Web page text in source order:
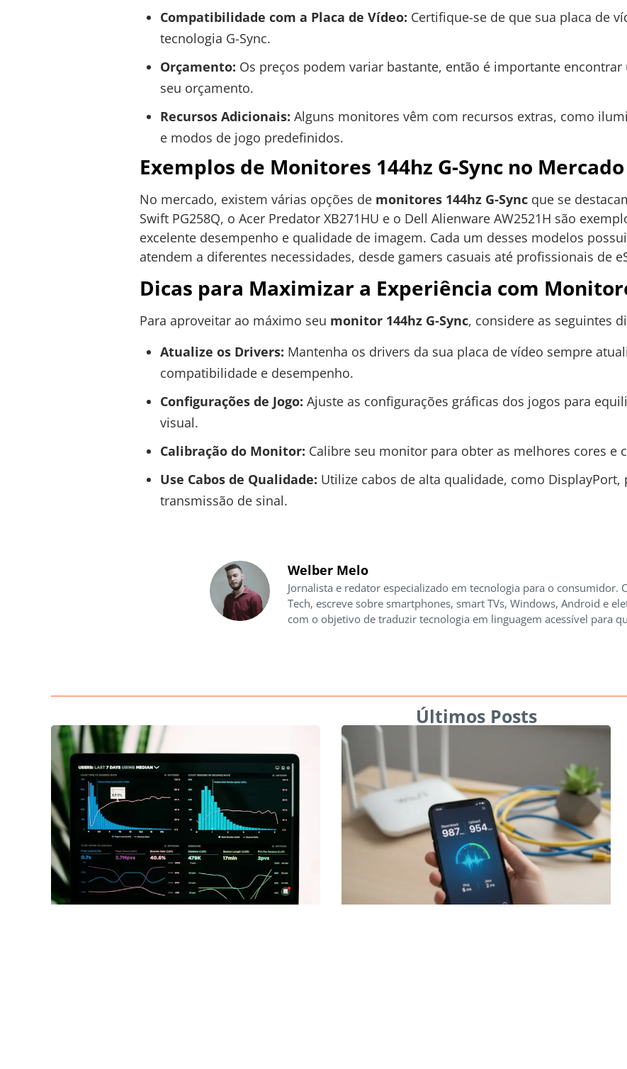
Compatibilidade com a Placa de Vídeo: Certifique-se de que sua placa de
tecnologia G-Sync.
Orçamento: Os preços podem variar bastante, então é importante
seu orçamento.
Recursos Adicionais: Alguns monitores vêm com recursos extras, como
e modos de jogo predefinidos.
Exemplos de Monitores 144hz G-Sync no Mercado
No mercado, existem várias opções de monitores 144hz G-Sync que se
Swift PG258Q, o Acer Predator XB271HU e o Dell Alienware AW2521H são
excelente desempenho e qualidade de imagem. Cada um desses modelos
atendem a diferentes necessidades, desde gamers casuais até profissionais de
Dicas para Maximizar a Experiência com
Para aproveitar ao máximo seu monitor 144hz G-Sync, considere as seguintes
Atualize os Drivers: Mantenha os drivers da sua placa de vídeo sempre
compatibilidade e desempenho.
Configurações de Jogo: Ajuste as configurações gráficas dos jogos para
visual.
Calibração do Monitor: Calibre seu monitor para obter as melhores cores e
Use Cabos de Qualidade: Utilize cabos de alta qualidade, como
transmissão de sinal.
Welber Melo
Jornalista e redator especializado em tecnologia para o consumidor.
Tech, escreve sobre smartphones, smart TVs, Windows, Android e
com o objetivo de traduzir tecnologia em linguagem acessível para
Últimos Posts